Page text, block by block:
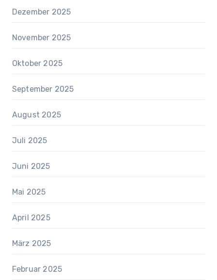
Dezember 2025
November 2025
Oktober 2025
September 2025
August 2025
Juli 2025
Juni 2025
Mai 2025
April 2025
März 2025
Februar 2025